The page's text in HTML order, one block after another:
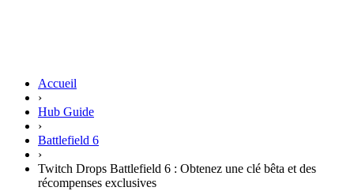
Accueil
›
Hub Guide
›
Battlefield 6
›
Twitch Drops Battlefield 6 : Obtenez une clé bêta et des
récompenses exclusives